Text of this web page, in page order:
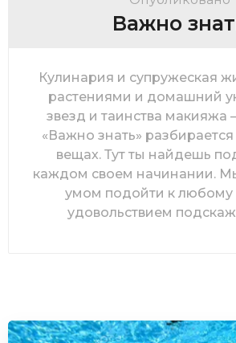
Важно
Кулинария и супружеская
растениями и домашний
звезд и таинства макияжа
«Важно знать» разбирается
вещах. Тут ты найдешь
каждом своем начинании.
умом подойти к любому
удовольствием